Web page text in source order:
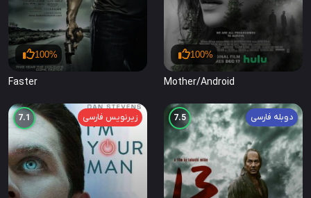
100%
Mother/Android
100%
Faster
دوبله فارسی 7.5 زیرنویس فارسی 7.1